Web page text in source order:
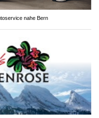
nahe Bern